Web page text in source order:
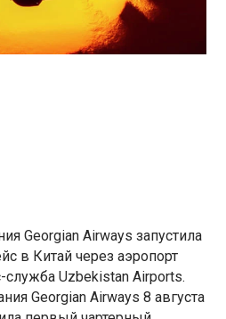
Georgian Airways запустила
в Китай через аэропорт
Uzbekistan Airports.
Georgian Airways 8 августа